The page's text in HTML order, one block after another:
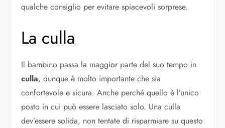
qualche consiglio per evitare spiacevoli sorprese.
La culla
Il bambino passa la maggior parte del suo tempo in
culla, dunque è molto importante che sia
confortevole e sicura. Anche perché quello è l’unico
posto in cui può essere lasciato solo. Una culla
dev’essere solida, non tentate di risparmiare su questo